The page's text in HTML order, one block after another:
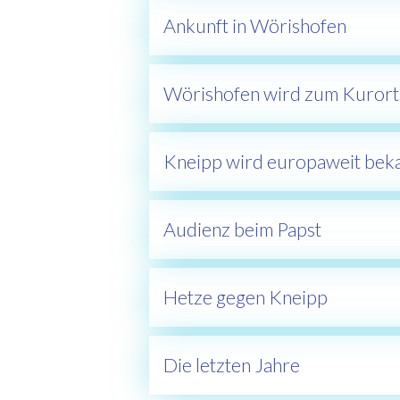
Ankunft in Wörishofen
Wörishofen wird zum Kurort
Kneipp wird europaweit
Audienz beim Papst
Hetze gegen Kneipp
Die letzten Jahre